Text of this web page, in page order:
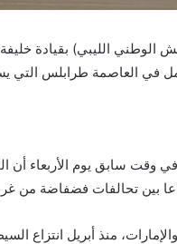
الليبي) بقيادة
في العاصمة طرابلس التي
وقت سابق يوم الأربعاء
بين تحالفات فضفاضة من غرب
منذ أبريل انتزاع